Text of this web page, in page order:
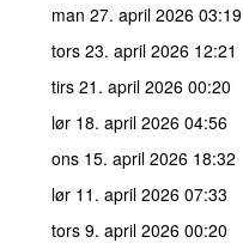
man 27. april 2026 03:19
tors 23. april 2026 12:21
tirs 21. april 2026 00:20
lør 18. april 2026 04:56
ons 15. april 2026 18:32
lør 11. april 2026 07:33
tors 9. april 2026 00:20